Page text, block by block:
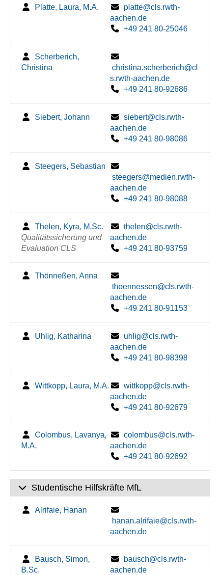
Platte, Laura, M.A.
platte@cls.rwth-
aachen.de
+49 241 80-25046
Scherberich,
Christina
christina.scherberich@cl
s.rwth-aachen.de
+49 241 80-92686
Siebert, Johann
siebert@cls.rwth-
aachen.de
+49 241 80-98086
Steegers, Sebastian
steegers@medien.rwth-
aachen.de
+49 241 80-98088
Thelen, Kyra, M.Sc.
Qualitätssicherung und
Evaluation CLS
thelen@cls.rwth-
aachen.de
+49 241 80-93759
Thönneßen, Anna
thoennessen@cls.rwth-
aachen.de
+49 241 80-91153
Uhlig, Katharina
uhlig@cls.rwth-
aachen.de
+49 241 80-98398
Wittkopp, Laura, M.A.
wittkopp@cls.rwth-
aachen.de
+49 241 80-92679
Colombus, Lavanya,
M.A.
colombus@cls.rwth-
aachen.de
+49 241 80-92692
Studentische Hilfskräfte MfL
Alrifaie, Hanan
hanan.alrifaie@cls.rwth-
aachen.de
Bausch, Simon,
B.Sc.
bausch@cls.rwth-
aachen.de